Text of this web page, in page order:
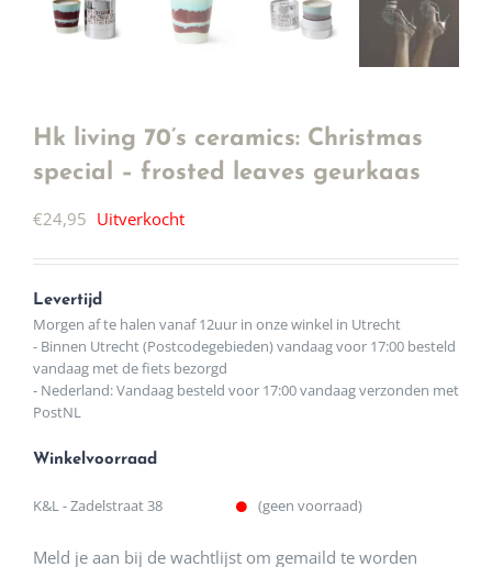
Hk living 70’s ceramics: Christmas
special – frosted leaves geurkaas
€24,95 Uitverkocht
Levertijd
Morgen af te halen vanaf 12uur in onze winkel in Utrecht
- Binnen Utrecht (Postcodegebieden) vandaag voor 17:00 besteld
vandaag met de fiets bezorgd
- Nederland: Vandaag besteld voor 17:00 vandaag verzonden met
PostNL
Winkelvoorraad
K&L - Zadelstraat 38 (geen voorraad)
Meld je aan bij de wachtlijst om gemaild te worden